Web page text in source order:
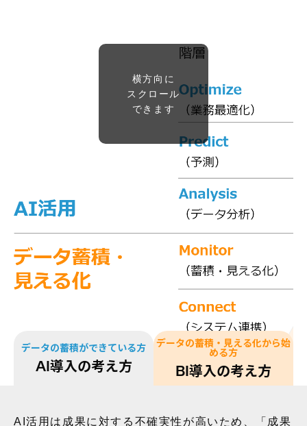
データの蓄積ができている方
AI導入の考え方
データの蓄積・見える化から始
める方
BI導入の考え方
AI活用は成果に対する不確実性が高いため、「成果